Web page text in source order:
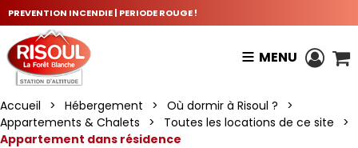
PREVENTION INCENDIE | PERIODE ROUGE !
MENU
Accueil > Hébergement > Où dormir à Risoul ?
>
Appartements & Chalets
> Toutes les locations de ce site
>
Appartement dans résidence